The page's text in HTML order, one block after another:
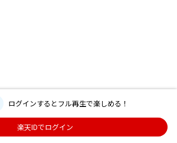
ログインするとフル再生で楽しめる！
楽天IDでログイン